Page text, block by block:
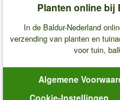
Planten online bij
In de Baldur-Nederland
verzending van planten en
voor tuin,
Algemene
Cookie-Instellingen